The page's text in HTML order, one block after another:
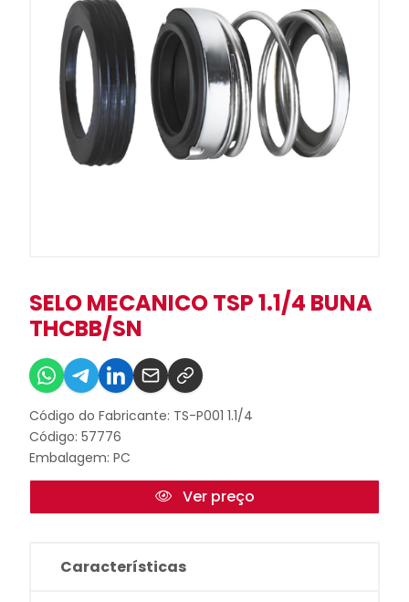
SELO MECANICO TSP 1.1/4 BUNA
THCBB/SN
Código do Fabricante: TS-P001 1.1/4
Código: 57776
Embalagem: PC
Ver preço
Características